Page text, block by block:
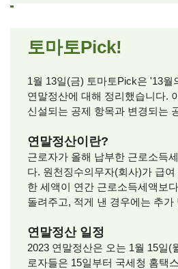
토마토Pick!
1월 13일(금) 토마토Pick은 '13월
연말정산에 대해 정리했습니다.
신설되는 공제 항목과 변경되는
연말정산이란?
근로자가 올해 납부한 근로소득
다. 원천징수의무자(회사)가 급
한 세액이 연간 근로소득세액보
돌려주고, 적게 낸 경우에는 추가
연말정산 일정
2023 연말정산은 오는 1월 15일(
로자들은 15일부터 국세청 홈택